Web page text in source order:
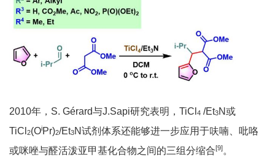
2010年，S. Gérard与J.Sapi研究表明，TiCl 4 /Et3N或
TiCl 2(OiPr)2/Et3N试剂体系还能够进一步应用于呋喃、吡咯
或咪唑与醛活泼亚甲基化合物之间的三组分缩合[9]。